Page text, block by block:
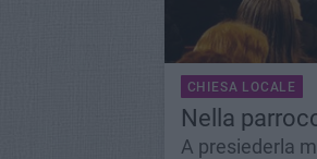
CHIESA LOCALE
Nella
A presiederla